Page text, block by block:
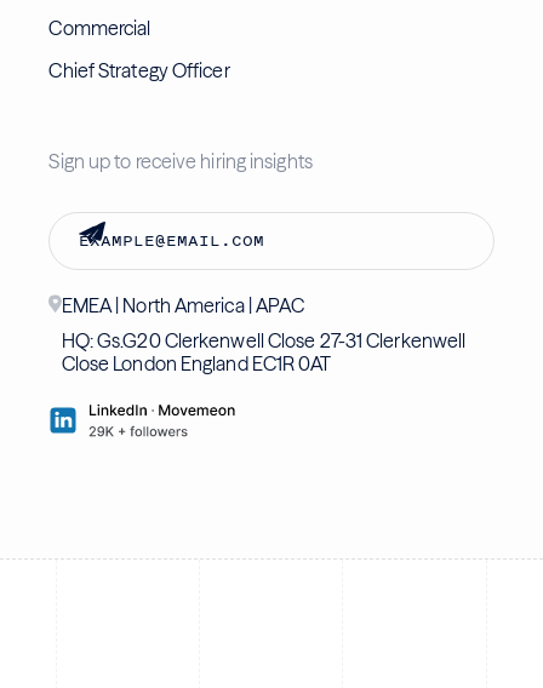
Commercial
Chief Strategy Officer
Sign up to receive hiring insights
EMEA | North America | APAC
HQ: Gs.G20 Clerkenwell Close 27-31 Clerkenwell
Close London England EC1R 0AT